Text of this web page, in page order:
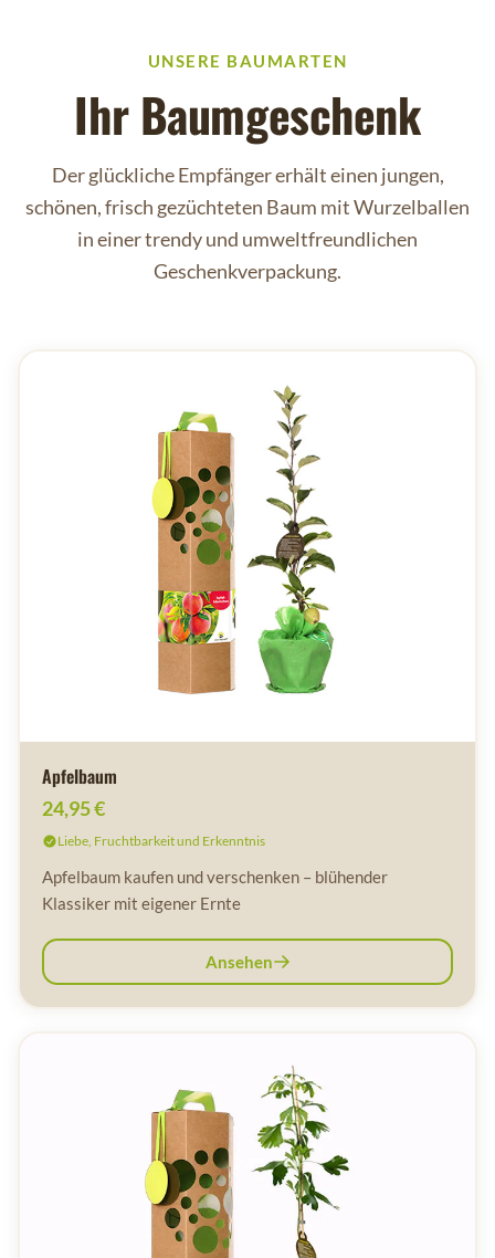
UNSERE BAUMARTEN
Ihr Baumgeschenk
Der glückliche Empfänger erhält einen jungen,
schönen, frisch gezüchteten Baum mit Wurzelballen
in einer trendy und umweltfreundlichen
Geschenkverpackung.
Apfelbaum
24,95 €
Liebe, Fruchtbarkeit und Erkenntnis
Apfelbaum kaufen und verschenken – blühender
Klassiker mit eigener Ernte
Ansehen